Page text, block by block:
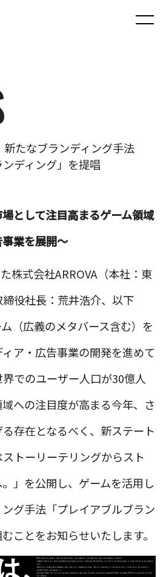
新たなブランディング手法
ンディング」を提唱
として注目高まるゲーム領域
業を展開～
株式会社ARROVA（本社：東
役社長：荒井浩介、以下
（広義のメタバース含む）を
ア・広告事業の開発を進めて
でのユーザー人口が30億人
への注目度が高まる今年、さ
存在となるべく、新ステート
トーリーテリングからスト
」を公開し、ゲームを活用し
グ手法「プレイアブルブラン
ことをお知らせいたします。